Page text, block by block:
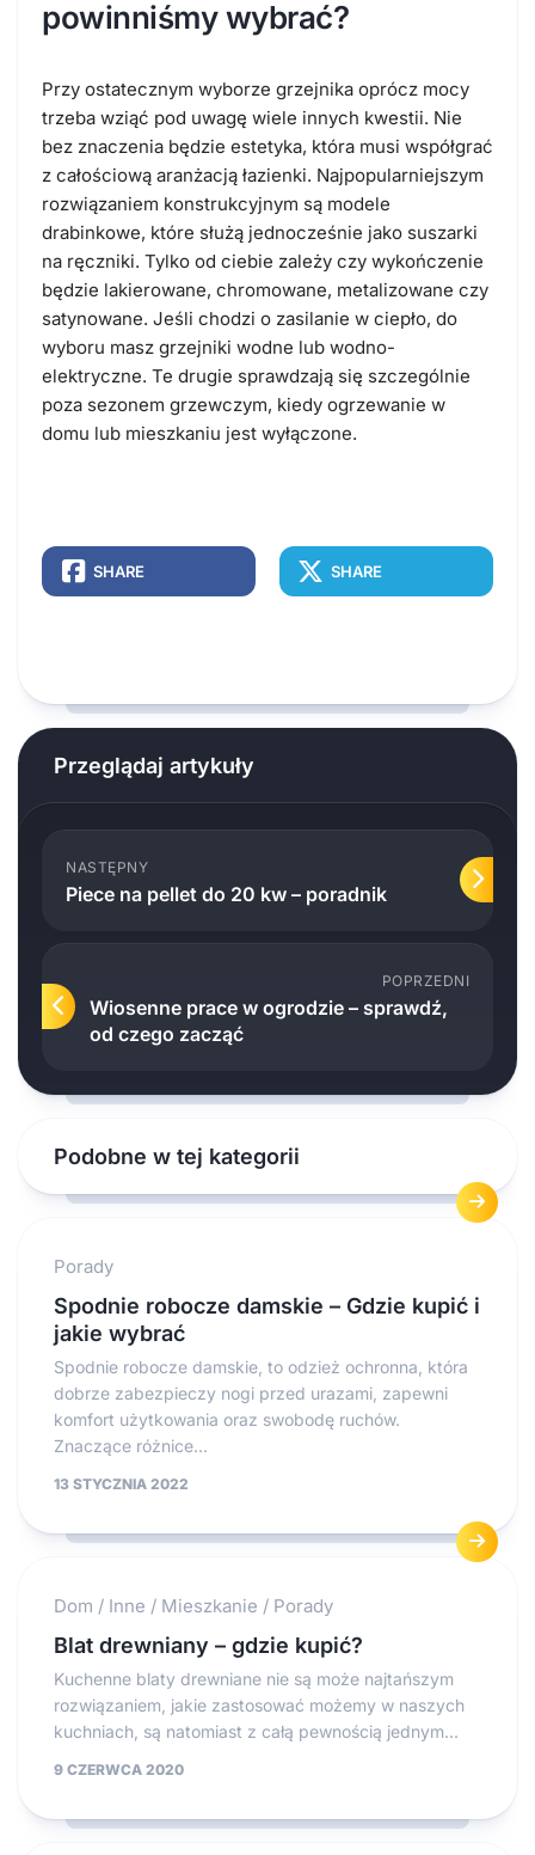
powinniśmy wybrać?
Przy ostatecznym wyborze grzejnika oprócz mocy
trzeba wziąć pod uwagę wiele innych kwestii. Nie
bez znaczenia będzie estetyka, która musi współgrać
z całościową aranżacją łazienki. Najpopularniejszym
rozwiązaniem konstrukcyjnym są modele
drabinkowe, które służą jednocześnie jako suszarki
na ręczniki. Tylko od ciebie zależy czy wykończenie
będzie lakierowane, chromowane, metalizowane czy
satynowane. Jeśli chodzi o zasilanie w ciepło, do
wyboru masz grzejniki wodne lub wodno-
elektryczne. Te drugie sprawdzają się szczególnie
poza sezonem grzewczym, kiedy ogrzewanie w
domu lub mieszkaniu jest wyłączone.
SHARE SHARE
Przeglądaj artykuły
NASTĘPNY
Piece na pellet do 20 kw – poradnik
POPRZEDNI
Wiosenne prace w ogrodzie – sprawdź,
od czego zacząć
Podobne w tej kategorii
Porady
Spodnie robocze damskie – Gdzie kupić i
jakie wybrać
Spodnie robocze damskie, to odzież ochronna, która
dobrze zabezpieczy nogi przed urazami, zapewni
komfort użytkowania oraz swobodę ruchów.
Znaczące różnice...
13 STYCZNIA 2022
Dom / Inne / Mieszkanie / Porady
Blat drewniany – gdzie kupić?
Kuchenne blaty drewniane nie są może najtańszym
rozwiązaniem, jakie zastosować możemy w naszych
kuchniach, są natomiast z całą pewnością jednym...
9 CZERWCA 2020